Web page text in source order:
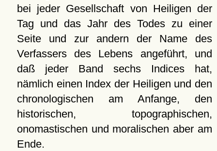
bei jeder Gesellschaft von Heiligen der
Tag und das Jahr des Todes zu einer
Seite und zur andern der Name des
Verfassers des Lebens angeführt, und
daß jeder Band sechs Indices hat,
nämlich einen Index der Heiligen und den
chronologischen am Anfange, den
historischen, topographischen,
onomastischen und moralischen aber am
Ende.